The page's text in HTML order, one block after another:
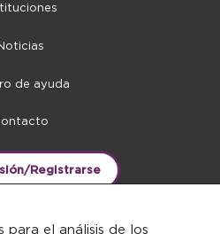
de ayuda
Registrarse
para el análisis de los